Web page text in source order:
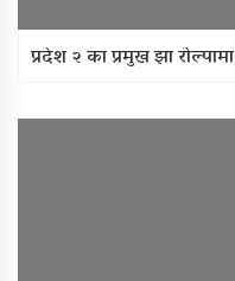
प्रदेश २ का प्रमुख झा रोल्पामा